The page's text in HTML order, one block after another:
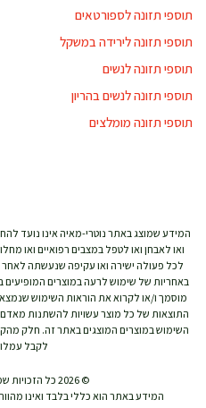
תוספי תזונה לספורטאים
תוספי תזונה לירידה במשקל
תוספי תזונה לנשים
תוספי תזונה לנשים בהריון
תוספי תזונה מומלצים
המידע שמוצג באתר נוטרי-מאיה אינו נועד
ואו לאבחן ואו לטפל במצבים רפואיים ואו
לכל פעולה ישירה ואו עקיפה שנעשתה
באחריות של שימוש לרעה במוצרים
מוסמך ו/או לקרוא את הוראות השימוש
התוצאות של כל מוצר עשויות להשתנות
השימוש במוצרים המוצגים באתר זה. חלק
לקבל
© 2026 כל הזכויות שמורות לנוטרי-מאיה
המידע באתר הוא כללי בלבד ואינו